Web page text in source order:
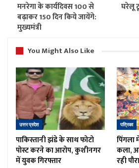
मनरेगा के कार्यदिवस 100 से
बढ़ाकर 150 दिन किये जायेंगे:
मुख्यमंत्री
घरेलू
You Might Also Like
उत्तर प्रदेश
पाकिस्तानी झंडे के साथ फोटो
पोस्ट करने का आरोप, कुशीनगर
में युवक गिरफ्तार
पत्रिका
पिंगला
कला,
रही